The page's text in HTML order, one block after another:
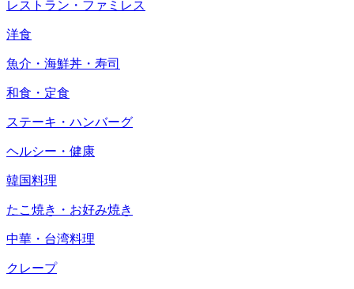
レストラン・ファミレス
洋食
魚介・海鮮丼・寿司
和食・定食
ステーキ・ハンバーグ
ヘルシー・健康
韓国料理
たこ焼き・お好み焼き
中華・台湾料理
クレープ